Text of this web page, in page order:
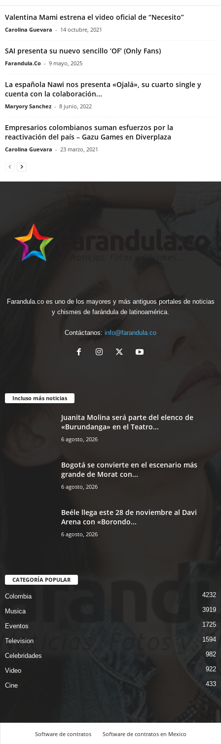
Valentina Mami estrena el video oficial de “Necesito”
Carolina Guevara - 14 octubre, 2021
SAI presenta su nuevo sencillo ‘OF’ (Only Fans)
Farandula.Co - 9 mayo, 2025
La española Nawi nos presenta «Ojalá», su cuarto single y
cuenta con la colaboración...
Maryory Sanchez - 8 junio, 2022
Empresarios colombianos suman esfuerzos por la
reactivación del país – Gazu Games en Diverplaza
Carolina Guevara - 23 marzo, 2021
Farandula.co es uno de los mayores y más antiguos portales de noticias
y chismes de farándula de latinoamérica.
Contáctanos: info@farandula.co
Incluso más noticias
Juanita Molina será parte del elenco de
«Burundanga» en el Teatro...
6 agosto, 2026
Bogotá se convierte en el escenario más
grande de Morat con...
6 agosto, 2026
Beéle llega este 28 de noviembre al Davi
Arena con «Borondo...
6 agosto, 2026
CATEGORÍA POPULAR
Colombia 4232
Musica 3919
Eventos 1725
Television 1594
Celebridades 982
Video 922
Cine 433
Software de contratos Software de contratos en Mexico